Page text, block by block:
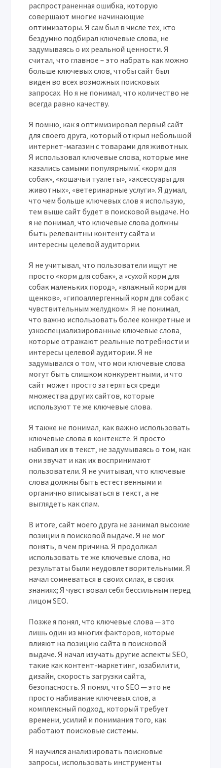
распространенная ошибка‚ которую
совершают многие начинающие
оптимизаторы. Я сам был в числе тех‚ кто
бездумно подбирал ключевые слова‚ не
задумываясь о их реальной ценности. Я
считал‚ что главное – это набрать как можно
больше ключевых слов‚ чтобы сайт был
виден во всех возможных поисковых
запросах. Но я не понимал‚ что количество не
всегда равно качеству.
Я помню‚ как я оптимизировал первый сайт
для своего друга‚ который открыл небольшой
интернет-магазин с товарами для животных.
Я использовал ключевые слова‚ которые мне
казались самыми популярными⁚ «корм для
собак»‚ «кошачьи туалеты»‚ «аксессуары для
животных»‚ «ветеринарные услуги». Я думал‚
что чем больше ключевых слов я использую‚
тем выше сайт будет в поисковой выдаче. Но
я не понимал‚ что ключевые слова должны
быть релевантны контенту сайта и
интересны целевой аудитории.
Я не учитывал‚ что пользователи ищут не
просто «корм для собак»‚ а «сухой корм для
собак маленьких пород»‚ «влажный корм для
щенков»‚ «гипоаллергенный корм для собак с
чувствительным желудком». Я не понимал‚
что важно использовать более конкретные и
узкоспециализированные ключевые слова‚
которые отражают реальные потребности и
интересы целевой аудитории. Я не
задумывался о том‚ что мои ключевые слова
могут быть слишком конкурентными‚ и что
сайт может просто затеряться среди
множества других сайтов‚ которые
используют те же ключевые слова.
Я также не понимал‚ как важно использовать
ключевые слова в контексте. Я просто
набивал их в текст‚ не задумываясь о том‚ как
они звучат и как их воспринимают
пользователи. Я не учитывал‚ что ключевые
слова должны быть естественными и
органично вписываться в текст‚ а не
выглядеть как спам.
В итоге‚ сайт моего друга не занимал высокие
позиции в поисковой выдаче. Я не мог
понять‚ в чем причина. Я продолжал
использовать те же ключевые слова‚ но
результаты были неудовлетворительными. Я
начал сомневаться в своих силах‚ в своих
знаниях; Я чувствовал себя бессильным перед
лицом SEO.
Позже я понял‚ что ключевые слова ─ это
лишь один из многих факторов‚ которые
влияют на позицию сайта в поисковой
выдаче. Я начал изучать другие аспекты SEO‚
такие как контент-маркетинг‚ юзабилити‚
дизайн‚ скорость загрузки сайта‚
безопасность. Я понял‚ что SEO ─ это не
просто набивание ключевых слов‚ а
комплексный подход‚ который требует
времени‚ усилий и понимания того‚ как
работают поисковые системы.
Я научился анализировать поисковые
запросы‚ использовать инструменты